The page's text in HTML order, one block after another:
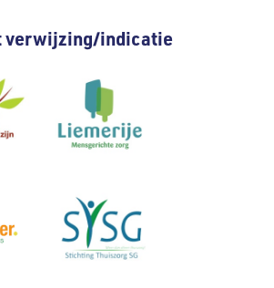
verwijzing/indicatie